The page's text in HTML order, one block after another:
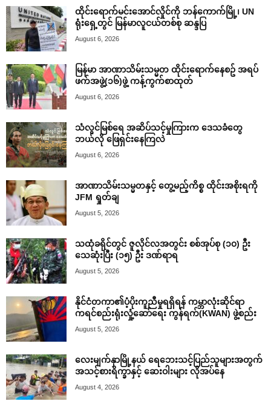
ထိုင်းရောက်မင်းအောင်လှိုင်ကို ဘန်ကောက်မြို့၊ UN
ရုံးရှေ့တွင် မြန်မာလူငယ်တစ်စု ဆန္ဒပြ
August 6, 2026
မြန်မာ အာဏာသိမ်းသမ္မတ ထိုင်းရောက်နေစဥ် အရပ်
ဖက်အဖွဲ့(၁၆)ဖွဲ့ ကန့်ကွက်စာထုတ်
August 6, 2026
သံလွင်မြစ်ရေ အဆိပ်သင့်မှုကြားက ဒေသခံတွေ
ဘယ်လို ဖြေရှင်းနေကြလဲ
August 6, 2026
အာဏာသိမ်းသမ္မတနှင့် တွေ့မည့်ကိစ္စ ထိုင်းအစိုးရကို
JFM ရှုတ်ချ
August 5, 2026
သထုံခရိုင်တွင် ဇူလိုင်လအတွင်း စစ်အုပ်စု (၁၀) ဦး
သေဆုံးပြီး (၁၅) ဦး ဒဏ်ရာရ
August 5, 2026
နိုင်ငံတကာ၏ပံ့ပိုးကူညီမှုရရှိရန် ကမ္ဘာလုံးဆိုင်ရာ
ကရင်စည်းရုံးလှုံ့ဆော်ရေး ကွန်ရက်(KWAN) ဖွဲ့စည်း
August 5, 2026
လေးမျက်နှာမြို့နယ် ရေဘေးသင့်ပြည်သူများအတွက်
အသင့်စားရိက္ခာနှင့် ဆေးဝါးများ လိုအပ်နေ
August 4, 2026